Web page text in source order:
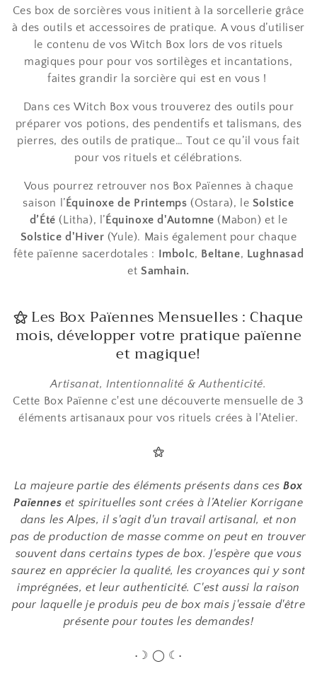
Ces box de sorcières vous initient à la sorcellerie grâce
à des outils et accessoires de pratique. A vous d’utiliser
le contenu de vos Witch Box lors de vos rituels
magiques pour pour vos sortilèges et incantations,
faites grandir la sorcière qui est en vous !
Dans ces Witch Box vous trouverez des outils pour
préparer vos potions, des pendentifs et talismans, des
pierres, des outils de pratique… Tout ce qu’il vous fait
pour vos rituels et célébrations.
Vous pourrez retrouver nos Box Païennes à chaque
saison l’ Équinoxe de Printemps (Ostara), le Solstice
d’Été (Litha), l’ Équinoxe d'Automne (Mabon) et le
Solstice d'Hiver (Yule). Mais également pour chaque
fête païenne sacerdotales :
Imbolc, Beltane, Lughnasad
et Samhain.
⚝Les Box Païennes Mensuelles : Chaque
mois, développer votre pratique païenne
et magique!
Artisanat, Intentionnalité & Authenticité.
Cette Box Païenne c'est une découverte mensuelle de 3
éléments artisanaux pour vos rituels crées à l'Atelier.
⚝
La majeure partie des éléments présents dans cesBox
Païennes et spirituelles sont crées à l’Atelier Korrigane
dans les Alpes, il s'agit d'un travail artisanal, et non
pas de production de masse comme on peut en trouver
souvent dans certains types de box. J'espère que vous
saurez en apprécier la qualité, les croyances qui y sont
imprégnées, et leur authenticité. C'est aussi la raison
pour laquelle je produis peu de box mais j'essaie d'être
présente pour toutes les demandes!
•☽ ◯ ☾•